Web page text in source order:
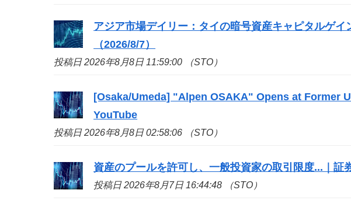
アジア市場デイリー：タイの暗号資産キャピタルゲイ
（2026/8/7）
投稿日 2026年8月8日 11:59:00 （STO）
[Osaka/Umeda] "Alpen OSAKA" Opens at Former
YouTube
投稿日 2026年8月8日 02:58:06 （STO）
資産のプールを許可し、一般投資家の取引限度...｜
投稿日 2026年8月7日 16:44:48 （STO）